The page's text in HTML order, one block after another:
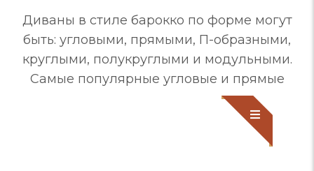
Диваны в стиле барокко по форме могут
быть: угловыми, прямыми, П-образными,
круглыми, полукруглыми и модульными.
Самые популярные угловые и прямые